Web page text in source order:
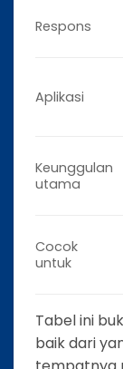
Respons
Aplikasi
Keunggulan
utama
Cocok
untuk
Tabel ini
baik dari